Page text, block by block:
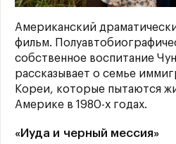
Американский
фильм.
собственное воспитание
рассказывает о семье
Кореи, которые пытаются
Америке в 1980-х годах.
«Иуда и черный мессия»